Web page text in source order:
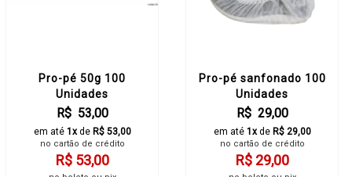
Pro-pé 50g 100
Unidades
R$ 53,00
em até 1xde R$ 53,00
no cartão de crédito
R$ 53,00
Pro-pé sanfonado 100
Unidades
R$ 29,00
em até 1xde R$ 29,00
no cartão de crédito
R$ 29,00